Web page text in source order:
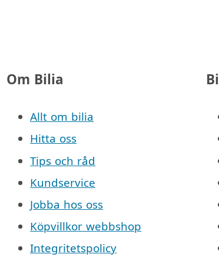
Om Bilia
Allt om bilia
Hitta oss
Tips och råd
Kundservice
Jobba hos oss
Köpvillkor webbshop
Integritetspolicy